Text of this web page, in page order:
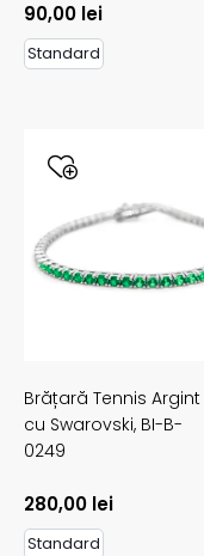
90,00 lei
Standard
Brățară Tennis Argint
cu Swarovski, BI-B-
0249
280,00 lei
Standard